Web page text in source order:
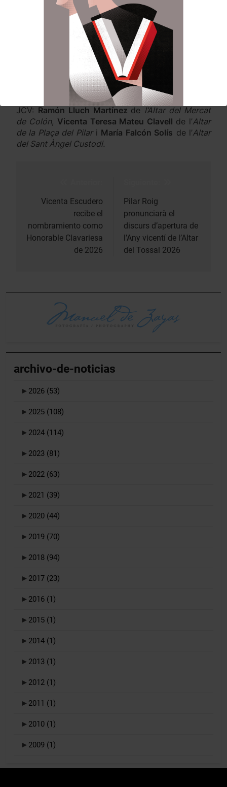
Es va impondre la medalla als nous delegats de la
JCV: Ramón Lluch Martínez de l’Altar del Mercat
de Colón, Vicenta Teresa Mateu Clavell de l’Altar
de la Plaça del Pilari María Falcón Solís de l’Altar
del Sant Àngel Custodi.
entradas
Vicenta Escudero
recibe el
nombramiento como
Honorable Clavariesa
de 2026
Pilar Roig
pronunciarà el
discurs d’apertura de
l’Any vicentí de l’Altar
del Tossal 2026
archivo-de-noticias
► 2026 (53)
► 2025 (108)
► 2024 (114)
► 2023 (81)
► 2022 (63)
► 2021 (39)
► 2020 (44)
► 2019 (70)
► 2018 (94)
► 2017 (23)
► 2016 (1)
► 2015 (1)
► 2014 (1)
► 2013 (1)
► 2012 (1)
► 2011 (1)
► 2010 (1)
► 2009 (1)